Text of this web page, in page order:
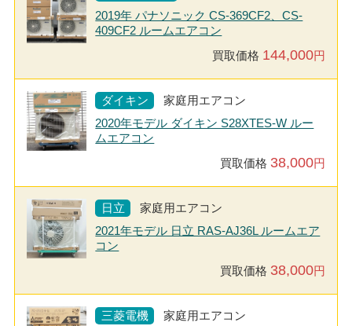
2019年 パナソニック CS-369CF2、CS-
409CF2 ルームエアコン
買取価格 144,000円
ダイキン
家庭用エアコン
2020年モデル ダイキン S28XTES-W ルー
ムエアコン
買取価格 38,000円
日立
家庭用エアコン
2021年モデル 日立 RAS-AJ36L ルームエア
コン
買取価格 38,000円
三菱電機 家庭用エアコン